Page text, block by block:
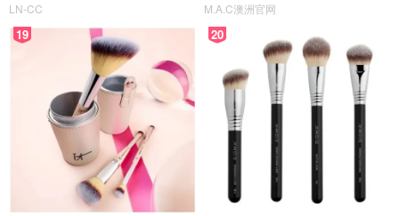
LN-CC M.A.C澳洲官网
19 20